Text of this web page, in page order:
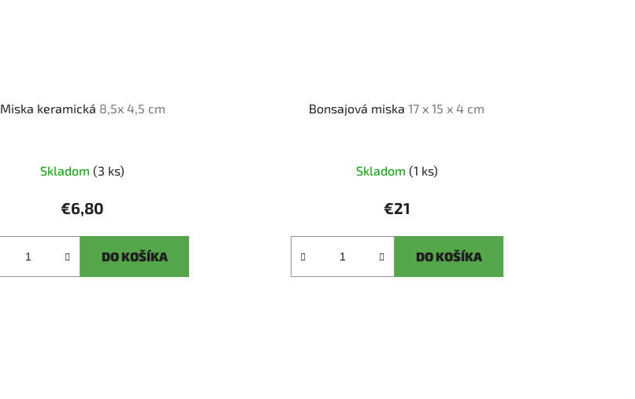
Miska keramická 8,5x 4,5 cm
Skladom (3 ks)
€6,80
DO KOŠÍKA
Bonsajová miska 17 x 15 x 4 cm
Skladom (1 ks)
€21
DO KOŠÍKA